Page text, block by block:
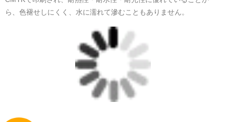
ら、色褪せしにくく、水に濡れて滲むこともありません。